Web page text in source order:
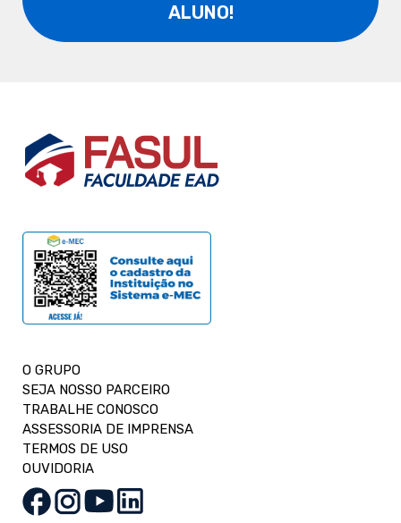
ALUNO!
O GRUPO
SEJA NOSSO PARCEIRO
TRABALHE CONOSCO
ASSESSORIA DE IMPRENSA
TERMOS DE USO
OUVIDORIA